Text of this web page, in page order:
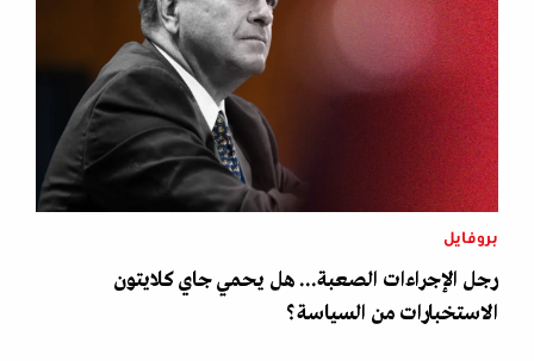
بروفايل
رجل الإجراءات الصعبة... هل يحمي جاي كلايتون
الاستخبارات من السياسة؟